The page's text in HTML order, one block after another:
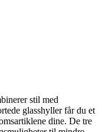
stil med
glasshyller får du et
dine. De tre